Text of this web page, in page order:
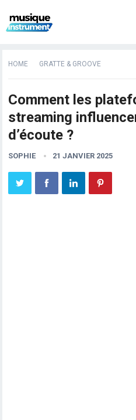
HOME GRATTE & GROOVE
Comment les
streaming
d’écoute ?
SOPHIE 21 JANVIER 2025